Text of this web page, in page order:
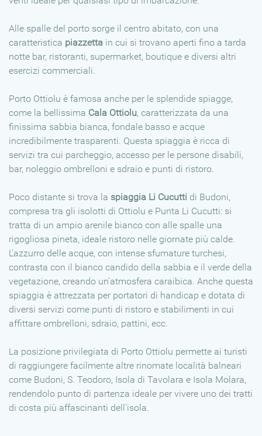
Alle spalle del porto sorge il centro abitato, con una
caratteristica piazzetta in cui si trovano aperti fino a tarda
notte bar, ristoranti, supermarket, boutique e diversi altri
esercizi commerciali.
Porto Ottiolu è famosa anche per le splendide spiagge,
come la bellissima Cala Ottiolu, caratterizzata da una
finissima sabbia bianca, fondale basso e acque
incredibilmente trasparenti. Questa spiaggia è ricca di
servizi tra cui parcheggio, accesso per le persone disabili,
bar, noleggio ombrelloni e sdraio e punti di ristoro.
Poco distante si trova la spiaggia Li Cucutti di Budoni,
compresa tra gli isolotti di Ottiolu e Punta Li Cucutti: si
tratta di un ampio arenile bianco con alle spalle una
rigogliosa pineta, ideale ristoro nelle giornate più calde.
L'azzurro delle acque, con intense sfumature turchesi,
contrasta con il bianco candido della sabbia e il verde della
vegetazione, creando un'atmosfera caraibica. Anche questa
spiaggia è attrezzata per portatori di handicap e dotata di
diversi servizi come punti di ristoro e stabilimenti in cui
affittare ombrelloni, sdraio, pattini, ecc.
La posizione privilegiata di Porto Ottiolu permette ai turisti
di raggiungere facilmente altre rinomate località balneari
come Budoni, S. Teodoro, Isola di Tavolara e Isola Molara,
rendendolo punto di partenza ideale per vivere uno dei tratti
di costa più affascinanti dell'isola.